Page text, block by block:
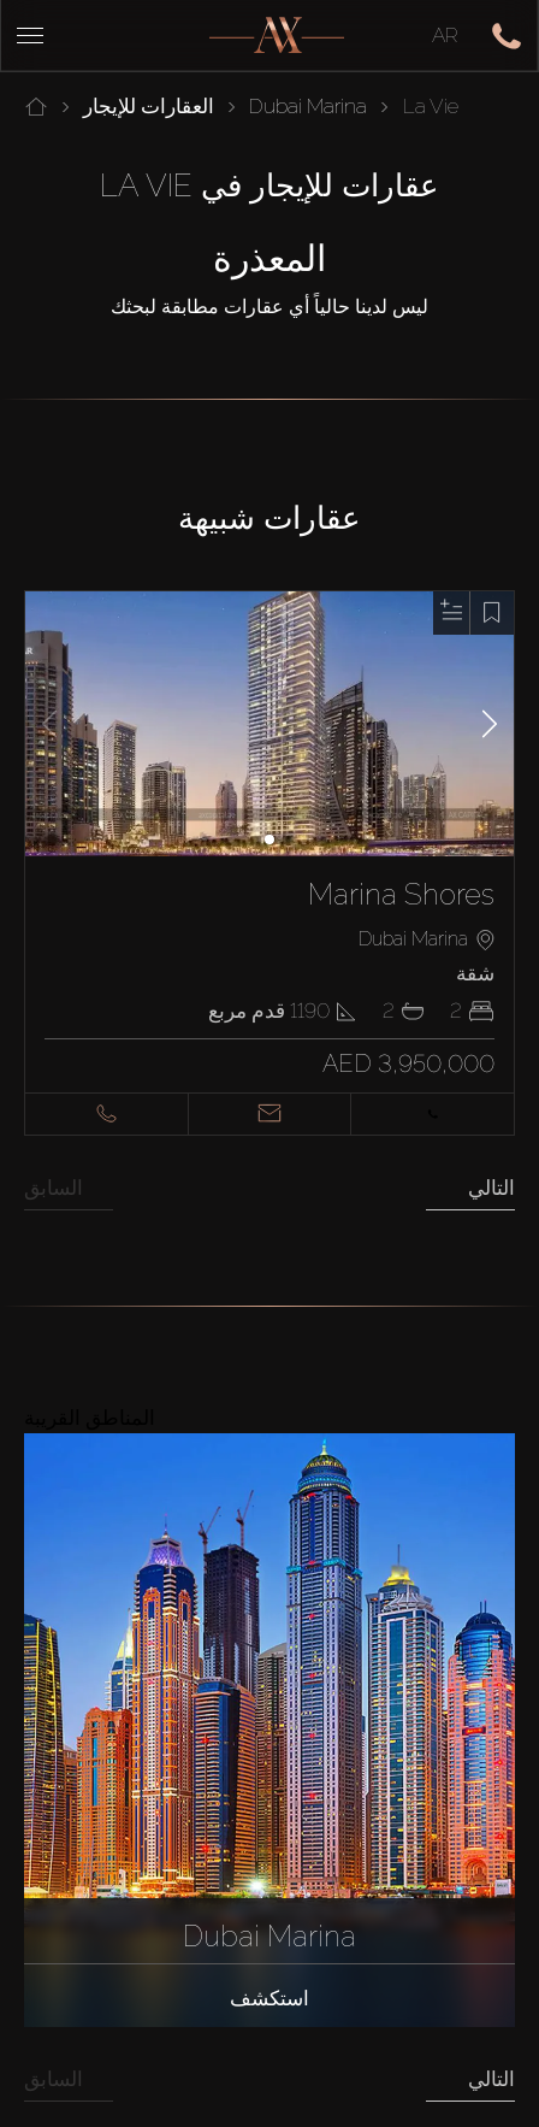
AR
العقارات للإيجار Dubai Marina La Vie
عقارات للإيجار في LA VIE
المعذرة
ليس لدينا حالياً أي عقارات مطابقة لبحثك
عقارات شبيهة
Marina Shores
Dubai Marina
شقة
2
2
1190 قدم مربع
AED 3,950,000
السابق التالي
Dubai Marina
استكشف
السابق التالي